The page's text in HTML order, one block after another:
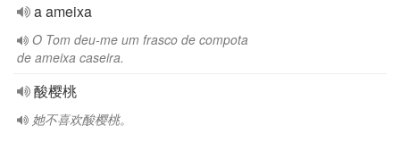
a ameixa
O Tom deu-me um frasco de compota
de ameixa caseira.
酸樱桃
她不喜欢酸樱桃。